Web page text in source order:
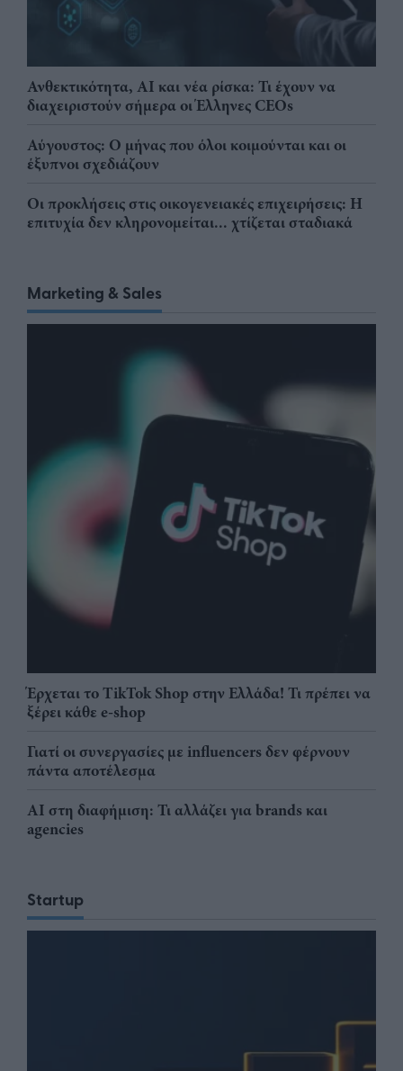
Ανθεκτικότητα, AI και νέα ρίσκα: Τι έχουν να
διαχειριστούν σήμερα οι Έλληνες CEOs
Αύγουστος: Ο μήνας που όλοι κοιμούνται και οι
έξυπνοι σχεδιάζουν
Οι προκλήσεις στις οικογενειακές επιχειρήσεις: Η
επιτυχία δεν κληρονομείται... χτίζεται σταδιακά
Marketing & Sales
Έρχεται το TikTok Shop στην Ελλάδα! Τι πρέπει να
ξέρει κάθε e-shop
Γιατί οι συνεργασίες με influencers δεν φέρνουν
πάντα αποτέλεσμα
AI στη διαφήμιση: Τι αλλάζει για brands και
agencies
Startup